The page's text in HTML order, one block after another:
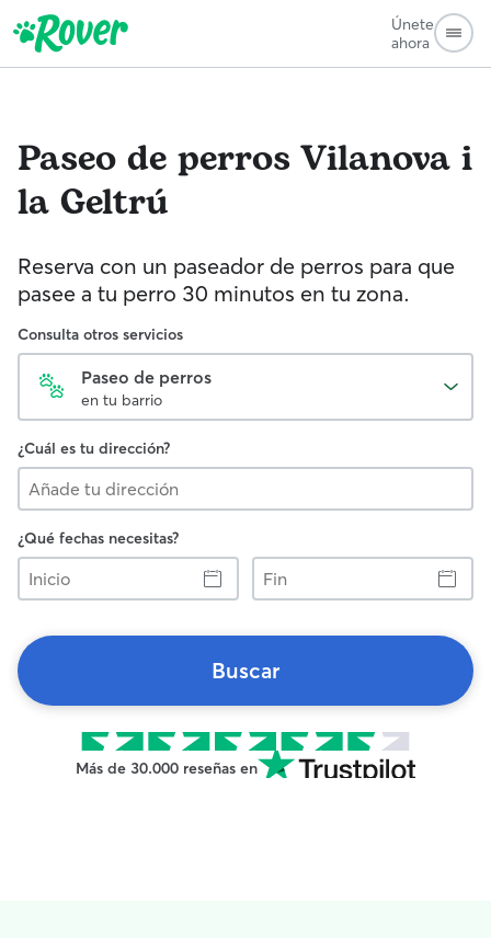
Únete
ahora
Paseo de perrosVilanova i
la Geltrú
Reserva con un paseador de perros para que
pasee a tu perro 30 minutos en tu zona.
Consulta otros servicios
Paseo de perros
en tu barrio
¿Cuál es tu dirección?
¿Qué fechas necesitas?
Inicio
Fin
Buscar
Más de 30.000 reseñas en